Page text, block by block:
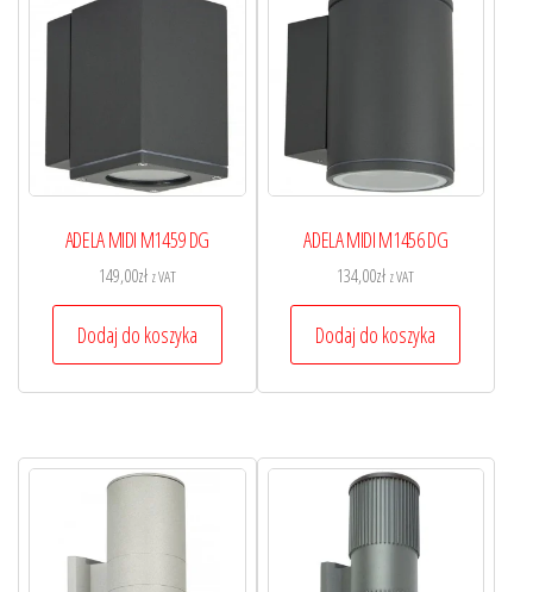
ADELA MIDI M1459 DG
149,00zł z VAT
Dodaj do koszyka
ADELA MIDI M1456 DG
134,00zł z VAT
Dodaj do koszyka